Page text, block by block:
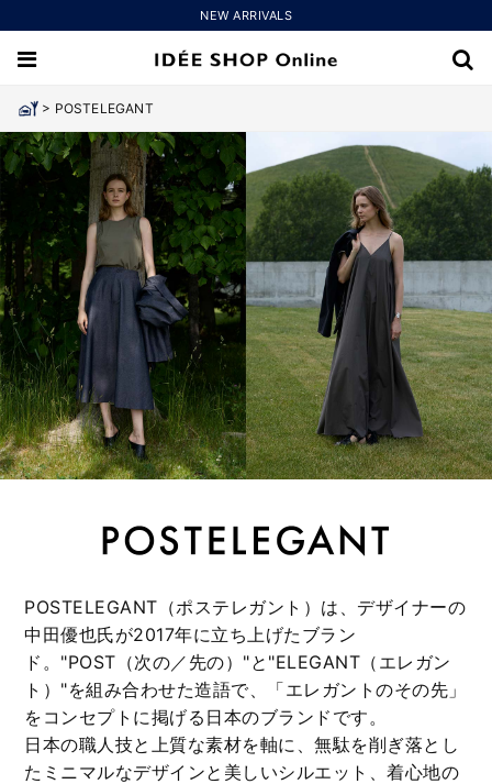
NEW ARRIVALS
> POSTELEGANT
POSTELEGANT（ポステレガント）は、デザイナーの
中田優也氏が2017年に立ち上げたブラン
ド。"POST（次の／先の）"と"ELEGANT（エレガン
ト）"を組み合わせた造語で、「エレガントのその先」
をコンセプトに掲げる日本のブランドです。
日本の職人技と上質な素材を軸に、無駄を削ぎ落とし
たミニマルなデザインと美しいシルエット、着心地の